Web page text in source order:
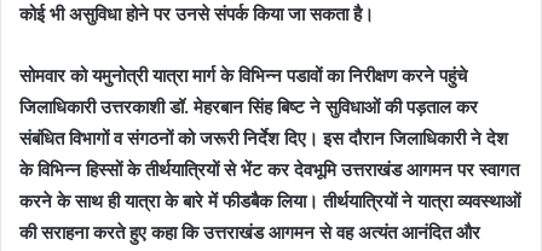
कोई भी असुविधा होने पर उनसे संपर्क किया जा सकता है।
सोमवार को यमुनोत्री यात्रा मार्ग के विभिन्न पडावों का निरीक्षण करने पहुंचे
जिलाधिकारी उत्तरकाशी डॉ. मेहरबान सिंह बिष्ट ने सुविधाओं की पड़ताल कर
संबंधित विभागों व संगठनों को जरूरी निर्देश दिए। इस दौरान जिलाधिकारी ने देश
के विभिन्न हिस्सों के तीर्थयात्रियों से भेंट कर देवभूमि उत्तराखंड आगमन पर स्वागत
करने के साथ ही यात्रा के बारे में फीडबैक लिया। तीर्थयात्रियों ने यात्रा व्यवस्थाओं
की सराहना करते हुए कहा कि उत्तराखंड आगमन से वह अत्यंत आनंदित और